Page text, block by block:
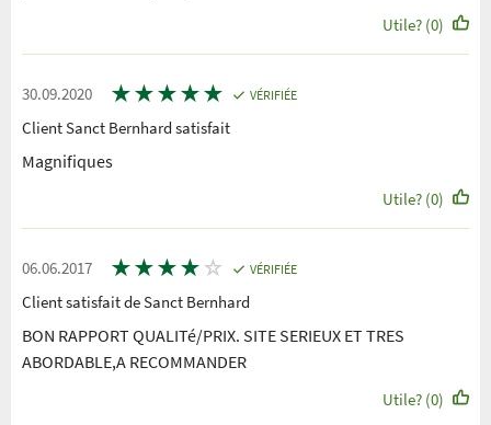
Utile? (0)
30.09.2020 ★★★★★ VÉRIFIÉE
Client Sanct Bernhard satisfait
Magnifiques
Utile? (0)
06.06.2017 ★★★★ ☆ VÉRIFIÉE
Client satisfait de Sanct Bernhard
BON RAPPORT QUALITé/PRIX. SITE SERIEUX ET TRES
ABORDABLE,A RECOMMANDER
Utile? (0)